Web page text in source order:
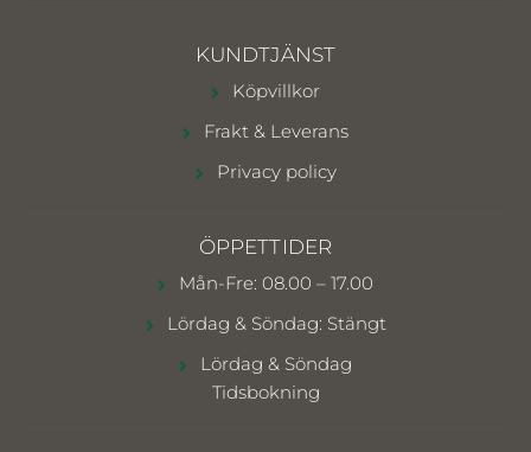
KUNDTJÄNST
Köpvillkor
Frakt & Leverans
Privacy policy
ÖPPETTIDER
Mån-Fre: 08.00 – 17.00
Lördag & Söndag: Stängt
Lördag & Söndag
Tidsbokning